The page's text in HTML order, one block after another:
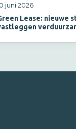
Lease: nieuwe
juni 2026